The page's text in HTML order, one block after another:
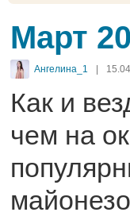
Март
Ангелина_1 |
Как и
чем на